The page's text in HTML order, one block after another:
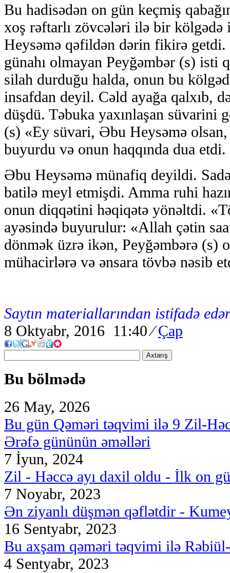
Bu hadisədən on gün keçmiş
xoş rəftarlı zövcələri ilə bir kölgədə
Heysəmə qəfildən dərin fikirə
günahı olmayan Peyğəmbər (s) isti
silah durduğu halda, onun bu
insafdan deyil. Cəld ayağa qalxıb,
düşdü. Təbuka yaxınlaşan süvarini
(s) «Ey süvari, Əbu Heysəmə olsan,
buyurdu və onun haqqında dua etdi.
Əbu Heysəmə münafiq deyildi.
batilə meyl etmişdi. Amma ruhi
onun diqqətini həqiqətə yönəltdi.
ayəsində buyurulur: «Allah çətin
dönmək üzrə ikən, Peyğəmbərə (s)
mühacirlərə və ənsara tövbə nəsib
Saytın materiallarından istifadə
8 Oktyabr, 2016 11:40⁄ Çap
Axtarış
Bu bölmədə
26 May, 2026
Bu gün Qəməri təqvimi ilə 9 Zil-
Ərəfə gününün əməlləri
7 İyun, 2024
Zil - Həccə ayı daxil oldu - İlk on
7 Noyabr, 2023
Ən ziyanlı düşmən qəflətdir -
16 Sentyabr, 2023
Bu axşam qəməri təqvimi ilə
4 Sentyabr, 2023